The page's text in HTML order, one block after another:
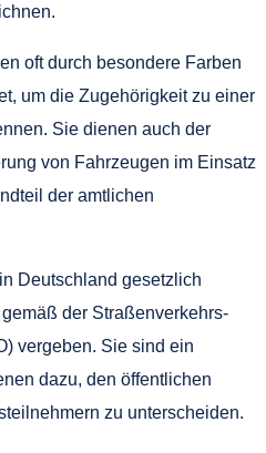
oft durch besondere Farben
um die Zugehörigkeit zu einer
Sie dienen auch der
von Fahrzeugen im Einsatz
der amtlichen
Deutschland gesetzlich
der Straßenverkehrs-
vergeben. Sie sind ein
dazu, den öffentlichen
zu unterscheiden.